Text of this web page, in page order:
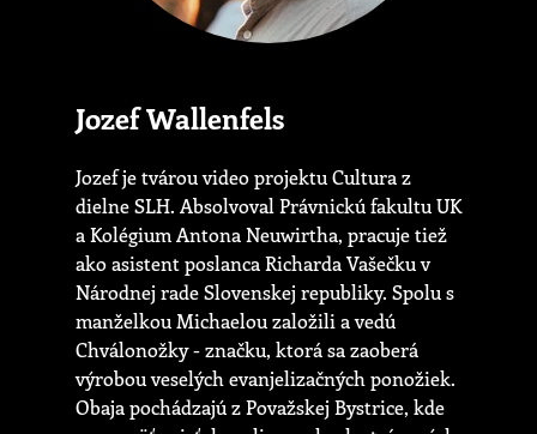
Jozef Wallenfels
Jozef je tvárou video projektu Cultura z
dielne SLH. Absolvoval Právnickú fakultu UK
a Kolégium Antona Neuwirtha, pracuje tiež
ako asistent poslanca Richarda Vašečku v
Národnej rade Slovenskej republiky. Spolu s
manželkou Michaelou založili a vedú
Chválonožky - značku, ktorá sa zaoberá
výrobou veselých evanjelizačných ponožiek.
Obaja pochádzajú z Považskej Bystrice, kde